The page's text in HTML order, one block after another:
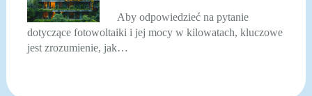
Aby odpowiedzieć na pytanie
dotyczące fotowoltaiki i jej mocy w kilowatach, kluczowe
jest zrozumienie, jak…